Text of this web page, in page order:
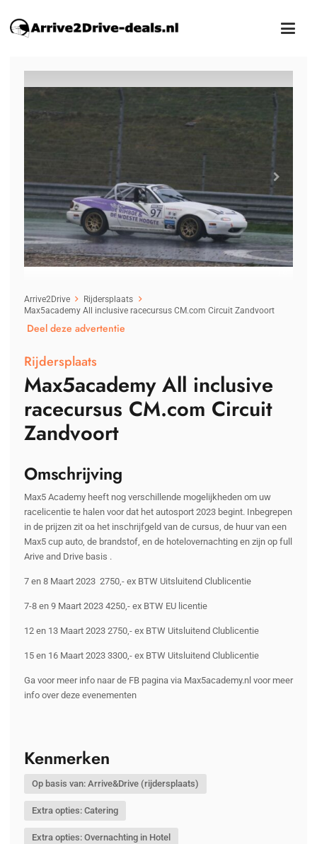
Arrive2Drive
Rijdersplaats
Max5academy All inclusive racecursus CM.com Circuit Zandvoort
Deel deze advertentie
Rijdersplaats
Max5academy All inclusive
racecursus CM.com Circuit
Zandvoort
Omschrijving
Max5 Academy heeft nog verschillende mogelijkheden om uw
racelicentie te halen voor dat het autosport 2023 begint. Inbegrepen
in de prijzen zit oa het inschrijfgeld van de cursus, de huur van een
Max5 cup auto, de brandstof, en de hotelovernachting en zijn op full
Arive and Drive basis .
7 en 8 Maart 2023 2750,- ex BTW Uitsluitend Clublicentie
7-8 en 9 Maart 2023 4250,- ex BTW EU licentie
12 en 13 Maart 2023 2750,- ex BTW Uitsluitend Clublicentie
15 en 16 Maart 2023 3300,- ex BTW Uitsluitend Clublicentie
Ga voor meer info naar de FB pagina via Max5academy.nl voor meer
info over deze evenementen
Kenmerken
Op basis van: Arrive&Drive (rijdersplaats)
Extra opties: Catering
Extra opties: Overnachting in Hotel